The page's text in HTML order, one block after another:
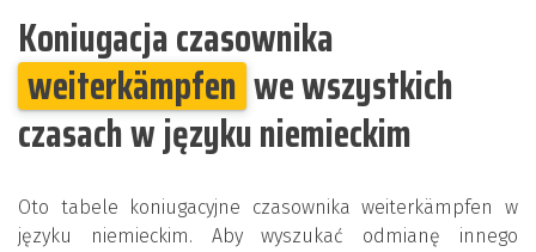
Koniugacja czasownika
weiterkämpfen we wszystkich
czasach w języku niemieckim
Oto tabele koniugacyjne czasownika weiterkämpfen w
języku niemieckim. Aby wyszukać odmianę innego